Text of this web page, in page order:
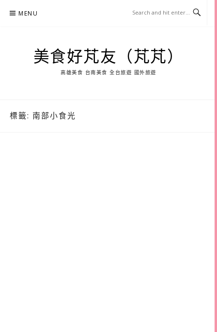
MENU
美食好芃友（芃芃）
高雄美食 台南美食 全台旅遊 國外旅遊
標籤: 南部小食光